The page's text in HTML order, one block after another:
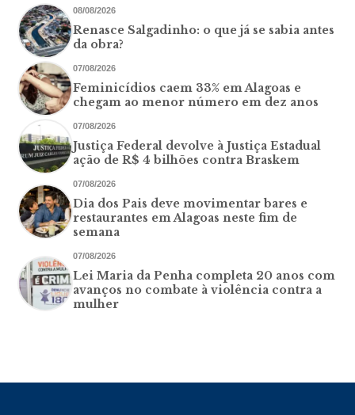
08/08/2026
Renasce Salgadinho: o que já se sabia antes
da obra?
07/08/2026
Feminicídios caem 33% em Alagoas e
chegam ao menor número em dez anos
07/08/2026
Justiça Federal devolve à Justiça Estadual
ação de R$ 4 bilhões contra Braskem
07/08/2026
Dia dos Pais deve movimentar bares e
restaurantes em Alagoas neste fim de
semana
07/08/2026
Lei Maria da Penha completa 20 anos com
avanços no combate à violência contra a
mulher